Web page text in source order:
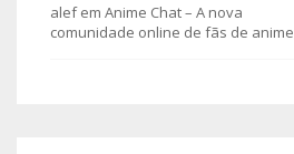
alefem Anime Chat – A nova
comunidade online de fãs de anime